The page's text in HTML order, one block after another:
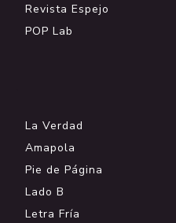
Revista Espejo
POP Lab
La Verdad
Amapola
Pie de Página
Lado B
Letra Fría